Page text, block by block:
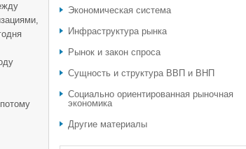
Экономическая система
Инфраструктура рынка
Рынок и закон спроса
Сущность и структура ВВП и ВНП
Социально ориентированная рыночная
экономика
Другие материалы